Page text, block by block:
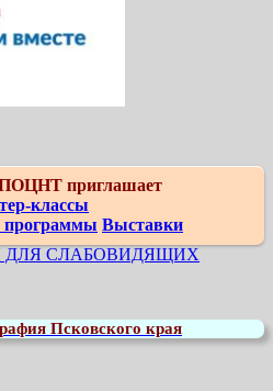
ПОЦНТ приглашает
классы
программы Выставки
ДЛЯ СЛАБОВИДЯЩИХ
Псковского края